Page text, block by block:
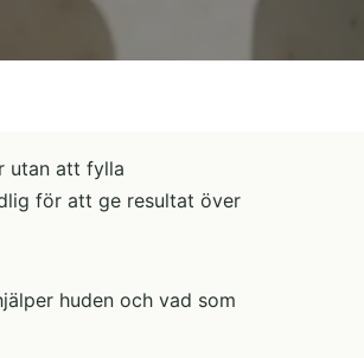
utan att fylla
för att ge resultat över
huden och vad som